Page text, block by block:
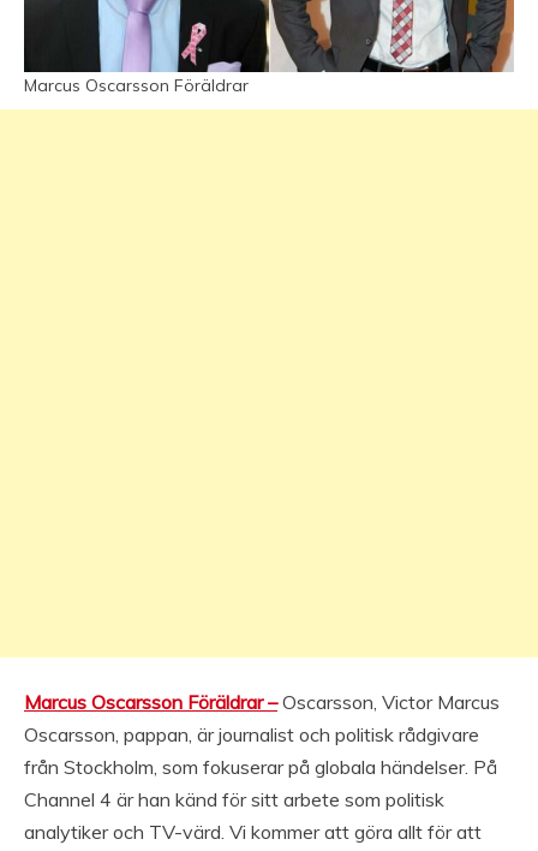
Marcus Oscarsson Föräldrar
Marcus Oscarsson Föräldrar –Oscarsson, Victor Marcus
Oscarsson, pappan, är journalist och politisk rådgivare
från Stockholm, som fokuserar på globala händelser. På
Channel 4 är han känd för sitt arbete som politisk
analytiker och TV-värd. Vi kommer att göra allt för att